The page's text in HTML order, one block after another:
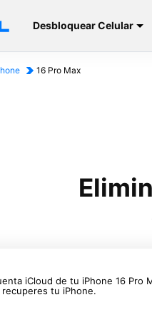
Desbloquear Celular
16 Pro Max
iCloud de tu iPhone 16 Pro
tu iPhone.